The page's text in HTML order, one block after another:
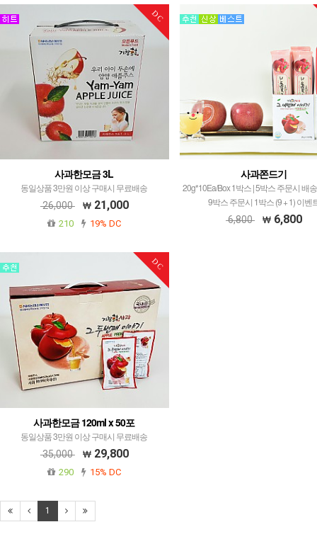
DC
사과한모금 3L
동일상품 3만원 이상 구매시 무료배송
26,000 21,000
210 19% DC
사과쫀드기
20g*10Ea/Box 1박스 | 5박스 주문시 배
9박스 주문시 1박스 (9 + 1) 이벤
6,800 6,800
DC
사과한모금 120ml x 50포
동일상품 3만원 이상 구매시 무료배송
35,000 29,800
290 15% DC
1